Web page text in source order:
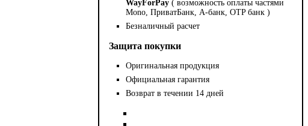
WayForPay( возможность оплаты частями
Mono, ПриватБанк, А-банк, OTP банк )
Безналичный расчет
Защита покупки
Оригинальная продукция
Официальная гарантия
Возврат в течении 14 дней